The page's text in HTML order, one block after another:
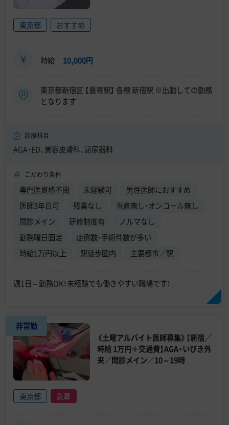
東京都 おすすめ
時給 10,000円
東京都新宿区 【最寄駅】 各線 新宿駅 ※出勤しての勤務
となります
診療科目
AGA・ED、美容皮膚科、泌尿器科
こだわり条件
専門医資格不問 未経験可
男性医師におすすめ
医師3年目可
残業なし
当直無し・オンコール無し
問診メイン
研修制度有
ノルマなし
勤務曜日固定
症例数・手術件数が多い
時給1万円以上
駅徒歩圏内 主要都市／駅
週1日～勤務OK！未経験でも働きやすい職場です！
非常勤
《土曜アルバイト医師募集》【新宿／
時給 1万円＋交通費】AGA・いびき外
来／問診メイン／10～19時
東京都 急募